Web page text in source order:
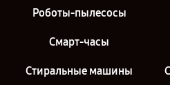
Роботы-пылесосы
Смарт-часы
Стиральные машины